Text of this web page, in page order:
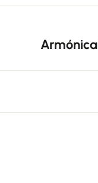
Armónica